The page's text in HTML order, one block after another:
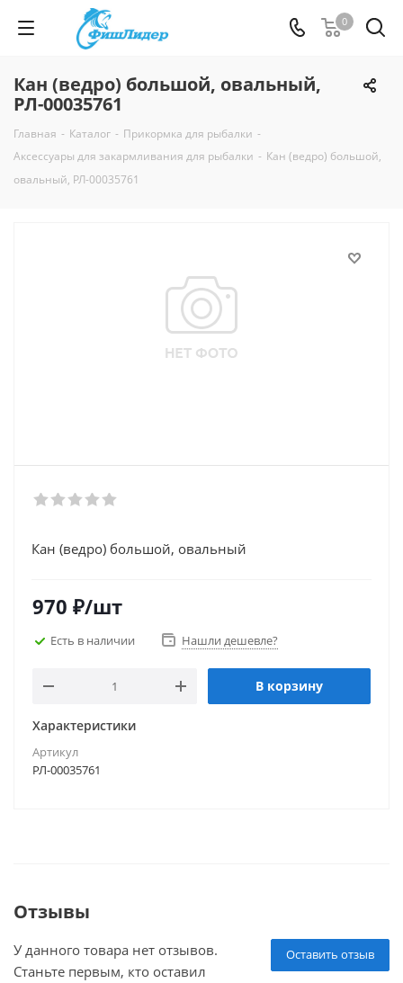
0
Кан (ведро) большой, овальный,
РЛ-00035761
Главная - Каталог - Прикормка для рыбалки -
Аксессуары для закармливания для рыбалки - Кан (ведро) большой,
овальный, РЛ-00035761
Кан (ведро) большой, овальный
970 ₽/шт
Есть в наличии Нашли дешевле?
В корзину
Характеристики
Артикул
РЛ-00035761
Отзывы
Оставить отзыв
У данного товара нет отзывов.
Станьте первым, кто оставил